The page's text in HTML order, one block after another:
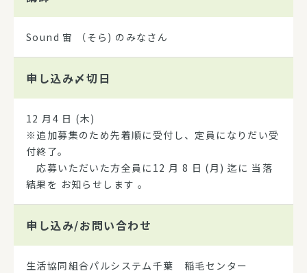
Sound 宙 （そら) のみなさん
申し込み〆切日
12 月4 日 (木)
※追加募集のため先着順に受付し、定員になりだい受
付終了。
応募いただいた方全員に12 月 8 日 (月) 迄に 当落
結果を お知らせします 。
申し込み/お問い合わせ
生活協同組合パルシステム千葉 稲毛センター